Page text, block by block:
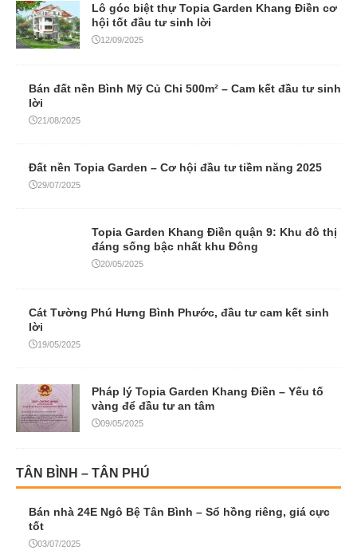
Lô góc biệt thự Topia Garden Khang Điền cơ
hội tốt đầu tư sinh lời
12/09/2025
Bán đất nền Bình Mỹ Củ Chi 500m² – Cam kết đầu tư sinh
lời
21/08/2025
Đất nền Topia Garden – Cơ hội đầu tư tiềm năng 2025
29/07/2025
Topia Garden Khang Điền quận 9: Khu đô thị
đáng sống bậc nhất khu Đông
20/05/2025
Cát Tường Phú Hưng Bình Phước, đầu tư cam kết sinh
lời
19/05/2025
Pháp lý Topia Garden Khang Điền – Yếu tố
vàng để đầu tư an tâm
09/05/2025
TÂN BÌNH – TÂN PHÚ
Bán nhà 24E Ngô Bệ Tân Bình – Sổ hồng riêng, giá cực
tốt
03/07/2025